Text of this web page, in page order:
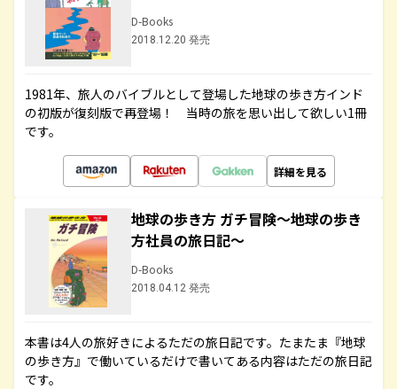
D-Books
2018.12.20 発売
1981年、旅人のバイブルとして登場した地球の歩き方インド
の初版が復刻版で再登場！ 当時の旅を思い出して欲しい1冊
です。
詳細を見る
地球の歩き方 ガチ冒険～地球の歩き
方社員の旅日記～
D-Books
2018.04.12 発売
本書は4人の旅好きによるただの旅日記です。たまたま『地球
の歩き方』で働いているだけで書いてある内容はただの旅日記
です。